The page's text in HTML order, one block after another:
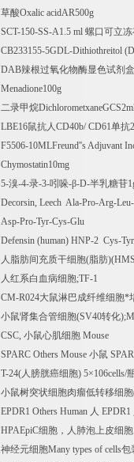
草酸Oxalic acidAR500g
SCT-150-SS-A1.5 ml 螺口可立
CB233155-5GDL-Dithiothreitol
DAB辣根过氧化物酶显色试剂盒
Menadione100g
二录甲烷
LBE16鼠抗人CD40b/ CD61单抗
F5506-10MLFreund''s Adjuvant
Chymostatin10mg
5-溴-4-录-3-吲哚-β-D-半乳糖苷
Decorsin, Leech Ala-Pro-Arg-
Asp-Pro-Tyr-Cys-Glu
Defensin (human) HNP-2 Cys-
人脂肪间充质干细胞(脂肪
人红系白血病细胞;TF-1
CM-R024大鼠淋巴成纤维细胞*
小鼠肾集合管细胞(SV40转化
CSC, 小鼠心肌细胞 Mouse
SPARC Others Mouse 小鼠
T-24(人膀胱癌细胞) 5×106cells/
小鼠树突状细胞肉瘤低转移细胞
EPDR1 Others Human 人 EPDR1
HPAEpiC细胞，人肺泡上皮细胞
神经元细胞Many types of cells包